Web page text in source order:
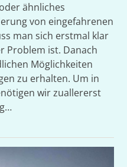
ähnliches
von eingefahrenen
man sich erstmal klar
Problem ist. Danach
Möglichkeiten
zu erhalten. Um in
wir zuallererst